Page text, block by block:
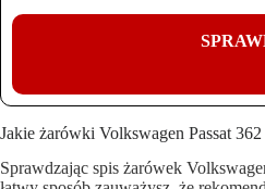
Jakie żarówki Volkswagen Passat
Sprawdzając spis żarówek